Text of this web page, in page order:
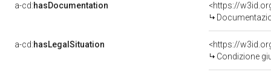
a-cd:hasDocumentation
a-cd:hasLegalSituation
Condizione